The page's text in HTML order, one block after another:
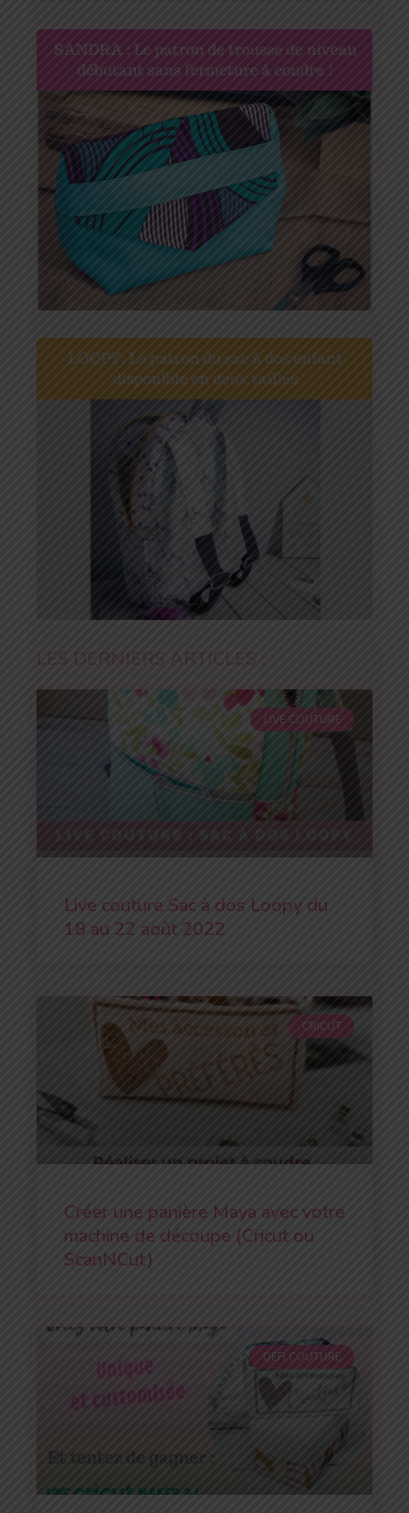
LES DERNIERS ARTICLES :
LIVE COUTURE
Live couture Sac à dos Loopy du
18 au 22 août 2022
CRICUT
Créer une panière Maya avec votre
machine de découpe (Cricut ou
ScanNCut)
DÉFI COUTURE